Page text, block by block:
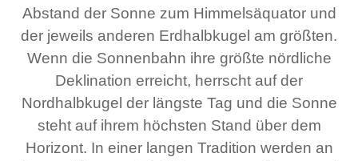
Abstand der Sonne zum Himmelsäquator und
der jeweils anderen Erdhalbkugel am größten.
Wenn die Sonnenbahn ihre größte nördliche
Deklination erreicht, herrscht auf der
Nordhalbkugel der längste Tag und die Sonne
steht auf ihrem höchsten Stand über dem
Horizont. In einer langen Tradition werden an